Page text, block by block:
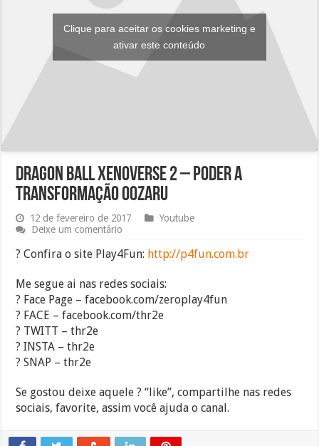
Clique para aceitar os cookies marketing e
ativar este conteúdo
Dragon Ball Xenoverse 2 – Poder a
transformação Oozaru
12 de fevereiro de 2017
Youtube
Deixe um comentário
? Confira o site Play4Fun: http://p4fun.com.br
Me segue ai nas redes sociais:
? Face Page – facebook.com/zeroplay4fun
? FACE – facebook.com/thr2e
? TWITT – thr2e
? INSTA – thr2e
? SNAP – thr2e
Se gostou deixe aquele ? “like”, compartilhe nas redes
sociais, favorite, assim você ajuda o canal.